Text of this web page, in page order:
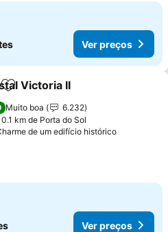
Ver preços
Adicionar aos favoritos
Victoria II
Muito boa
6.232
0.1 km de Porta do Sol
de um edifício históricoVer
Ver preços